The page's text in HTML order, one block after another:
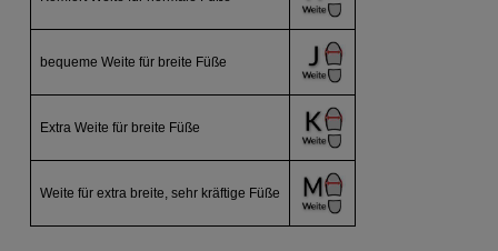
bequeme Weite für breite Füße
Extra Weite für breite Füße
Weite für extra breite, sehr kräftige Füße